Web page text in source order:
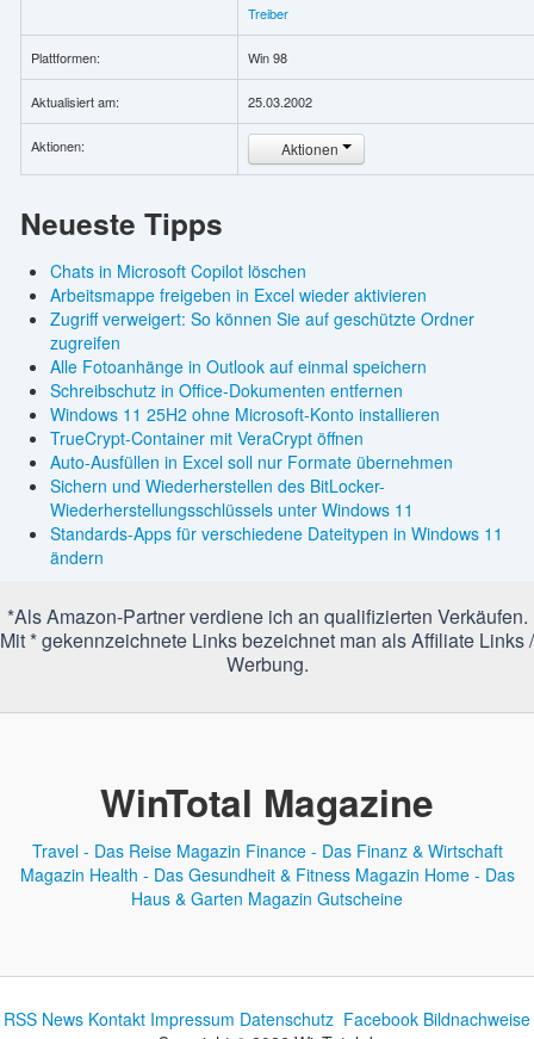
Treiber
Plattformen: Win 98
Aktualisiert am: 25.03.2002
Aktionen: Aktionen
Neueste Tipps
Chats in Microsoft Copilot löschen
Arbeitsmappe freigeben in Excel wieder aktivieren
Zugriff verweigert: So können Sie auf geschützte Ordner
zugreifen
Alle Fotoanhänge in Outlook auf einmal speichern
Schreibschutz in Office-Dokumenten entfernen
Windows 11 25H2 ohne Microsoft-Konto installieren
TrueCrypt-Container mit VeraCrypt öffnen
Auto-Ausfüllen in Excel soll nur Formate übernehmen
Sichern und Wiederherstellen des BitLocker-
Wiederherstellungsschlüssels unter Windows 11
Standards-Apps für verschiedene Dateitypen in Windows 11
ändern
*Als Amazon-Partner verdiene ich an qualifizierten Verkäufen.
Mit * gekennzeichnete Links bezeichnet man als Affiliate Links /
Werbung.
WinTotal Magazine
Travel - Das Reise Magazin Finance - Das Finanz & Wirtschaft
Magazin Health - Das Gesundheit & Fitness Magazin Home - Das
Haus & Garten Magazin Gutscheine
RSS News Kontakt Impressum Datenschutz Facebook Bildnachweise